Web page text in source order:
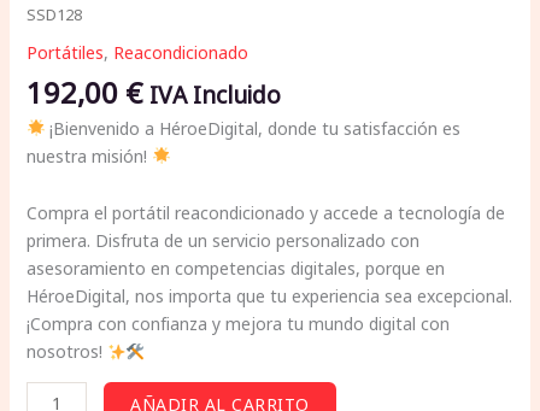
SSD128
Portátiles, Reacondicionado
192,00 € IVA Incluido
¡Bienvenido a HéroeDigital, donde tu satisfacción es
nuestra misión!
Compra el portátil reacondicionado y accede a tecnología de
primera. Disfruta de un servicio personalizado con
asesoramiento en competencias digitales, porque en
HéroeDigital, nos importa que tu experiencia sea excepcional.
¡Compra con confianza y mejora tu mundo digital con
nosotros!
AÑADIR AL CARRITO